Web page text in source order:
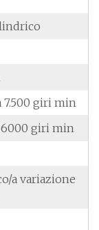
7.500 giri min
6000 giri min
a variazione